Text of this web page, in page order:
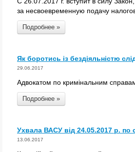
за несвоевременную подачу
Подробнее »
Як боротись із бездіяльністю
29.06.2017
Адвокатом по кримінальним
Подробнее »
Ухвала ВАСУ від 24.05.2017 р. по
13.06.2017